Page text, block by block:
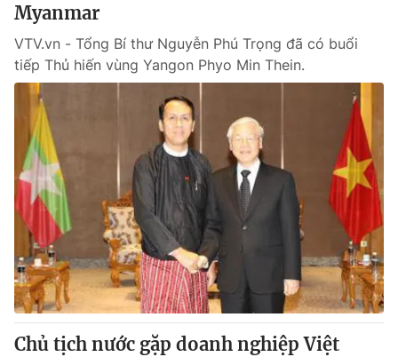
Myanmar
VTV.vn - Tổng Bí thư Nguyễn Phú Trọng đã có buổi
tiếp Thủ hiến vùng Yangon Phyo Min Thein.
Chủ tịch nước gặp doanh nghiệp Việt